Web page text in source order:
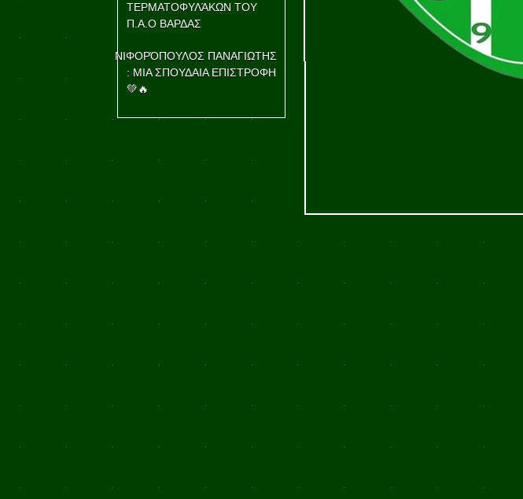
ΤΕΡΜΑΤΟΦΥΛΆΚΩΝ ΤΟΥ
Π.Α.Ο ΒΑΡΔΑΣ
ΝΙΦΟΡΌΠΟΥΛΟΣ ΠΑΝΑΓΙΩΤΗΣ
: ΜΙΑ ΣΠΟΥΔΑΙΑ ΕΠΙΣΤΡΟΦΗ
💚🔥